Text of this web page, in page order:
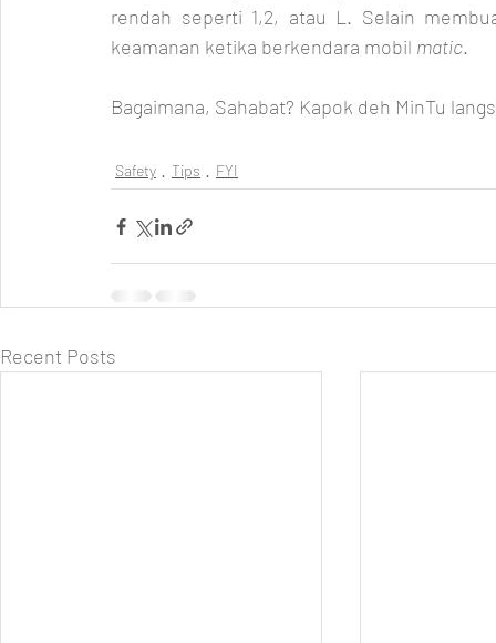
rendah seperti 1,2, atau L. Selain
keamanan ketika berkendara mobil matic.
Bagaimana, Sahabat? Kapok deh MinTu
Safety Tips FYI
Recent Posts